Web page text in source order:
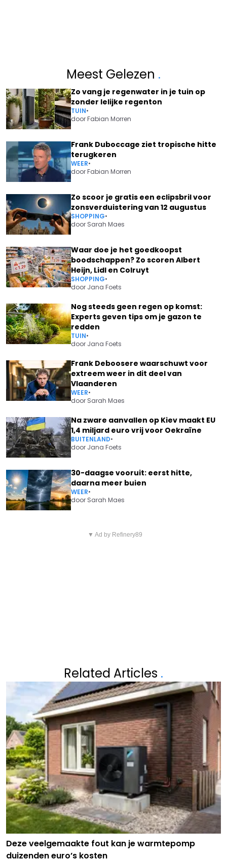
Meest Gelezen .
Zo vang je regenwater in je tuin op
zonder lelijke regenton
TUIN•
doorFabian Morren
Frank Duboccage ziet tropische hitte
terugkeren
WEER•
doorFabian Morren
Zo scoor je gratis een eclipsbril voor
zonsverduistering van 12 augustus
SHOPPING•
door Sarah Maes
Waar doe je het goedkoopst
boodschappen? Zo scoren Albert
Heijn, Lidl en Colruyt
SHOPPING•
door Jana Foets
Nog steeds geen regen op komst:
Experts geven tips om je gazon te
redden
TUIN•
door Jana Foets
Frank Deboosere waarschuwt voor
extreem weer in dit deel van
Vlaanderen
WEER•
door Sarah Maes
Na zware aanvallen op Kiev maakt EU
1,4 miljard euro vrij voor Oekraïne
BUITENLAND•
door Jana Foets
30-daagse vooruit: eerst hitte,
daarna meer buien
WEER•
door Sarah Maes
TOPKWALITEIT STEAK VAN
▼ Ad by Refinery89
Related Articles .
Deze veelgemaakte fout kan je warmtepomp
duizenden euro’s kosten